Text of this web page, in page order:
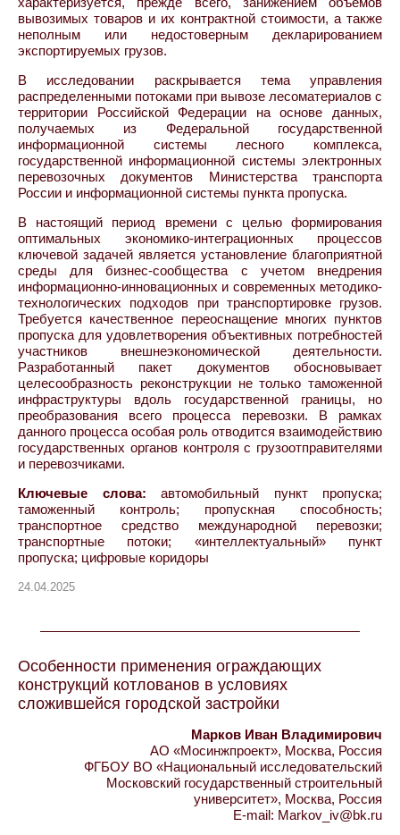
вывозимых товаров и их контрактной стоимости, а также
неполным или недостоверным декларированием
экспортируемых грузов.
В исследовании раскрывается тема управления
распределенными потоками при вывозе лесоматериалов с
территории Российской Федерации на основе данных,
получаемых из Федеральной государственной
информационной системы лесного комплекса,
государственной информационной системы электронных
перевозочных документов Министерства транспорта
России и информационной системы пункта пропуска.
В настоящий период времени с целью формирования
оптимальных экономико-интеграционных процессов
ключевой задачей является установление благоприятной
среды для бизнес-сообщества с учетом внедрения
информационно-инновационных и современных методико-
технологических подходов при транспортировке грузов.
Требуется качественное переоснащение многих пунктов
пропуска для удовлетворения объективных потребностей
участников внешнеэкономической деятельности.
Разработанный пакет документов обосновывает
целесообразность реконструкции не только таможенной
инфраструктуры вдоль государственной границы, но
преобразования всего процесса перевозки. В рамках
данного процесса особая роль отводится взаимодействию
государственных органов контроля с грузоотправителями
и перевозчиками.
Ключевые слова: автомобильный пункт пропуска;
таможенный контроль; пропускная способность;
транспортное средство международной перевозки;
транспортные потоки; «интеллектуальный» пункт
пропуска; цифровые коридоры
24.04.2025
Особенности применения ограждающих
конструкций котлованов в условиях
сложившейся городской застройки
Марков Иван Владимирович
АО «Мосинжпроект», Москва, Россия
ФГБОУ ВО «Национальный исследовательский
Московский государственный строительный
университет», Москва, Россия
E-mail: Markov_iv@bk.ru